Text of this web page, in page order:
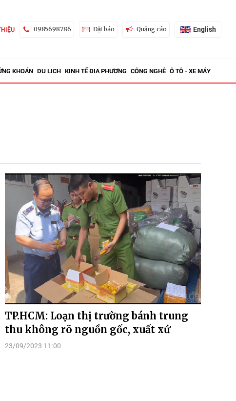
0985698786 Đặt báo Quảng cáo English
KHOÁN DU LỊCH KINH TẾ ĐỊA PHƯƠNG CÔNG NGHỆ Ô TÔ - XE MÁY
TP.HCM: Loạn thị trường bánh trung
thu không rõ nguồn gốc, xuất xứ
23/09/2023 11:00